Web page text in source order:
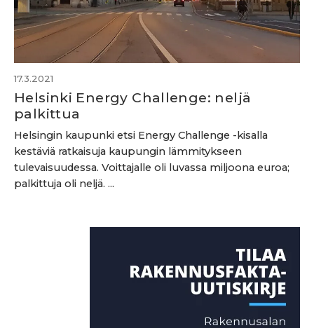
17.3.2021
Helsinki Energy Challenge: neljä
palkittua
Helsingin kaupunki etsi Energy Challenge -kisalla
kestäviä ratkaisuja kaupungin lämmitykseen
tulevaisuudessa. Voittajalle oli luvassa miljoona euroa;
palkittuja oli neljä. ...